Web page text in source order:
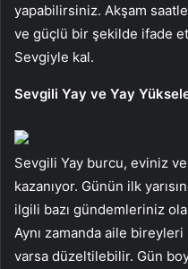
yapabilirsiniz. Akşam
ve güçlü bir şekilde ifade
Sevgiyle kal.
Sevgili Yay ve Yay
Sevgili Yay burcu, eviniz
kazanıyor. Günün ilk
ilgili bazı gündemleriniz
Aynı zamanda aile
varsa düzeltilebilir. Gün